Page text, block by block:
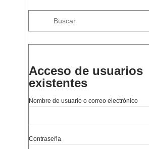
Acceso de usuarios
existentes
Nombre de usuario o correo electrónico
Contraseña